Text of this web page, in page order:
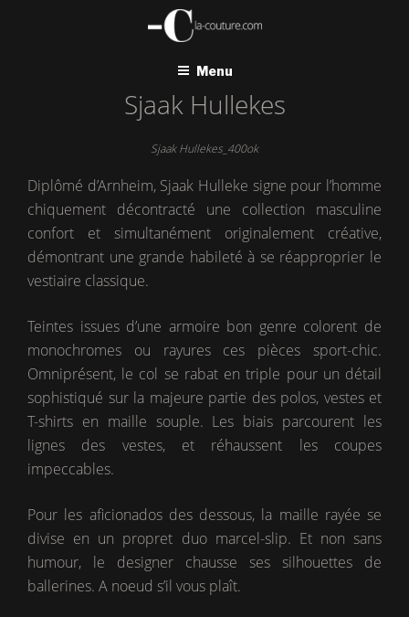
Menu
Sjaak Hullekes
Sjaak Hullekes_400ok
Diplômé d’Arnheim, Sjaak Hulleke signe pour l’homme
chiquement décontracté une collection masculine
confort et simultanément originalement créative,
démontrant une grande habileté à se réapproprier le
vestiaire classique.
Teintes issues d’une armoire bon genre colorent de
monochromes ou rayures ces pièces sport-chic.
Omniprésent, le col se rabat en triple pour un détail
sophistiqué sur la majeure partie des polos, vestes et
T-shirts en maille souple. Les biais parcourent les
lignes des vestes, et réhaussent les coupes
impeccables.
Pour les aficionados des dessous, la maille rayée se
divise en un propret duo marcel-slip. Et non sans
humour, le designer chausse ses silhouettes de
ballerines. A noeud s’il vous plaît.